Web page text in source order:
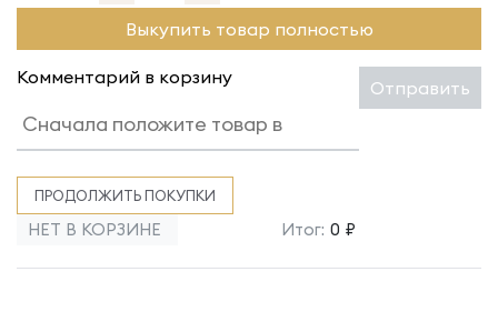
Выкупить товар полностью
Комментарий в корзину Отправить
ПРОДОЛЖИТЬ ПОКУПКИ
НЕТ В КОРЗИНЕ Итог: 0 ₽